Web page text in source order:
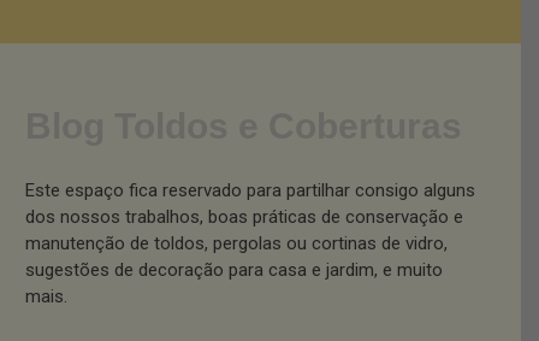
Este espaço fica reservado para partilhar consigo alguns
dos nossos trabalhos, boas práticas de conservação e
manutenção de toldos, pergolas ou cortinas de vidro,
sugestões de decoração para casa e jardim, e muito
mais.